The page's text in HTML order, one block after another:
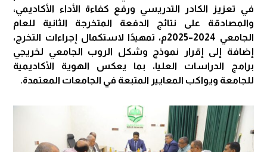
في تعزيز الكادر التدريسي ورفع كفاءة الأداء الأكاديمي،
والمصادقة على نتائج الدفعة المتخرجة الثانية للعام
الجامعي 2024–2025م، تمهيدًا لاستكمال إجراءات التخرج،
إضافة إلى إقرار نموذج وشكل الروب الجامعي لخريجي
برامج الدراسات العليا، بما يعكس الهوية الأكاديمية
للجامعة ويواكب المعايير المتبعة في الجامعات المعتمدة.